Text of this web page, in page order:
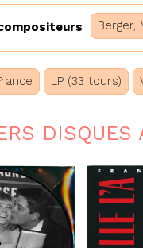
Berger,
LP (33 tours)
DISQUES